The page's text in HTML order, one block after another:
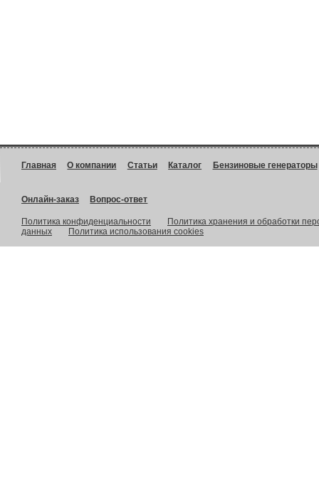
Главная О компании Статьи Каталог Бензиновые генераторы
Онлайн-заказ Вопрос-ответ
Политика конфиденциальности
Политика хранения и обработки
данных
Политика использования cookies